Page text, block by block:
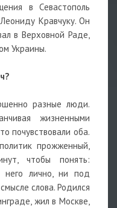
в Севастополь
Кравчуку. Он
в Верховной Раде,
Украины.
разные люди.
жизненными
почувствовали оба.
прожженный,
чтобы понять:
лично, ни под
слова. Родился
жил в Москве,